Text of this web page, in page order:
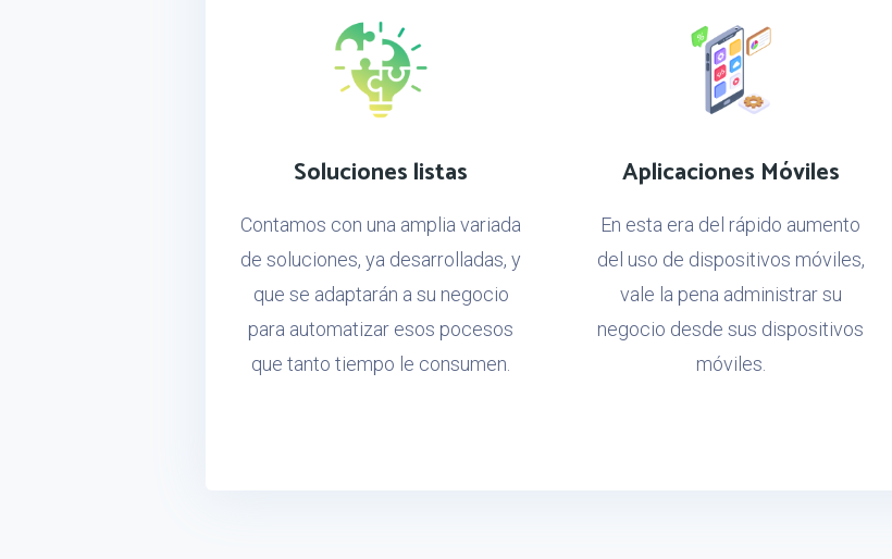
Soluciones listas
Contamos con una amplia variada
de soluciones, ya desarrolladas, y
que se adaptarán a su negocio
para automatizar esos pocesos
que tanto tiempo le consumen.
Aplicaciones Móviles
En esta era del rápido aumento
del uso de dispositivos móviles,
vale la pena administrar su
negocio desde sus dispositivos
móviles.